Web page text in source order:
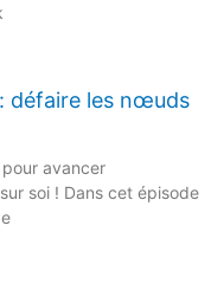
défaire les nœuds
avancer
soi ! Dans cet épisode